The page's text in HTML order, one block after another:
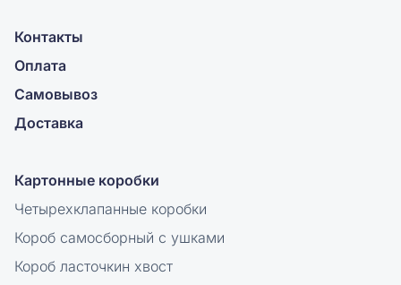
Контакты
Оплата
Самовывоз
Доставка
Картонные коробки
Четырехклапанные коробки
Короб самосборный с ушками
Короб ласточкин хвост